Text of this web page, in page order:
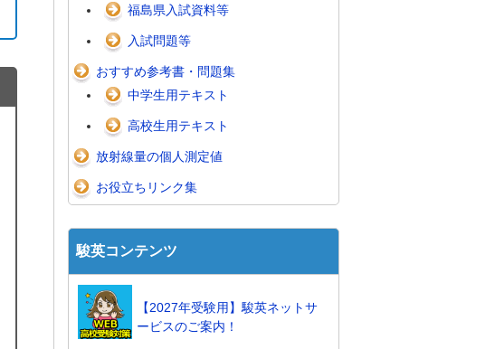
福島県入試資料等
入試問題等
おすすめ参考書・問題集
中学生用テキスト
高校生用テキスト
放射線量の個人測定値
お役立ちリンク集
駿英コンテンツ
【2027年受験用】駿英ネットサ
ービスのご案内！